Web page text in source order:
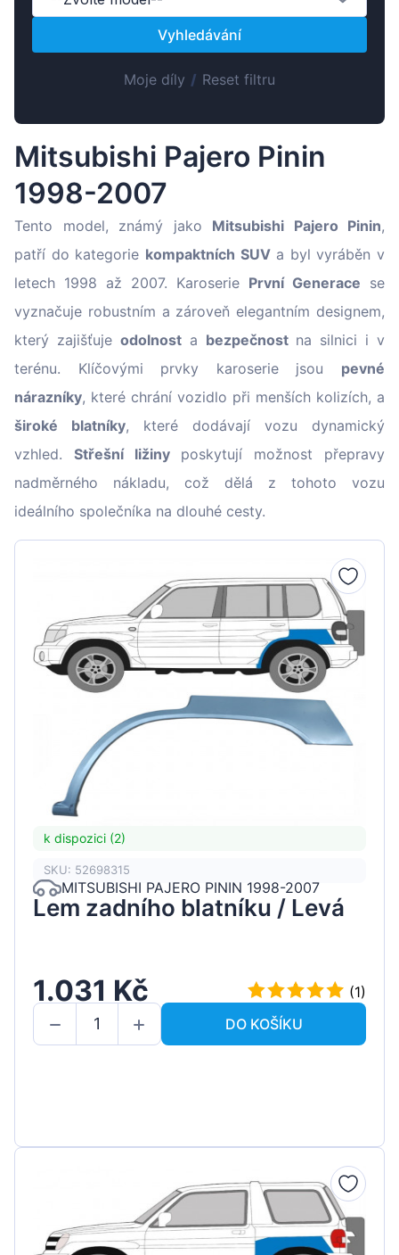
Lietuvių
Slovenian
Latvian
Vyhledávání
Moje díly / Reset filtru
Mitsubishi Pajero Pinin
1998-2007
Tento model, známý jako Mitsubishi Pajero Pinin,
patří do kategorie kompaktních SUVa byl vyráběn v
letech 1998 až 2007. Karoserie První Generace se
vyznačuje robustním a zároveň elegantním designem,
který zajišťuje odolnosta bezpečnostna silnici i v
terénu. Klíčovými prvky karoserie jsou pevné
nárazníky, které chrání vozidlo při menších kolizích, a
široké blatníky, které dodávají vozu dynamický
vzhled. Střešní ližinyposkytují možnost přepravy
nadměrného nákladu, což dělá z tohoto vozu
ideálního společníka na dlouhé cesty.
k dispozici (2)
SKU: 52698315
MITSUBISHI PAJERO PININ 1998-2007
Lem zadního blatníku / Levá
1.031 Kč
(1)
DO KOŠÍKU